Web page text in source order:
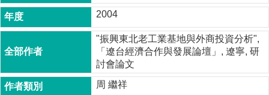
告
本
簡
本
2004
"振興東北老工業基地與外商投資分析",
「遼台經濟合作與發展論壇」, 遼寧, 研
討會論文
周 繼祥